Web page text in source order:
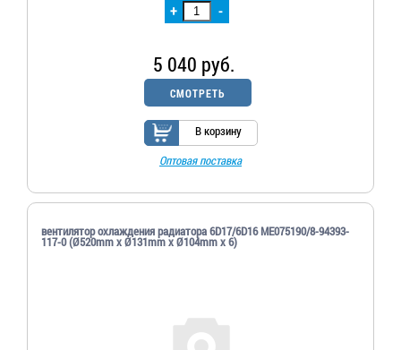
+ -
5 040 руб.
СМОТРЕТЬ
В корзину
Оптовая поставка
вентилятор охлаждения радиатора 6D17/6D16 ME075190/8-94393-
117-0 (Ø520mm x Ø131mm x Ø104mm x 6)